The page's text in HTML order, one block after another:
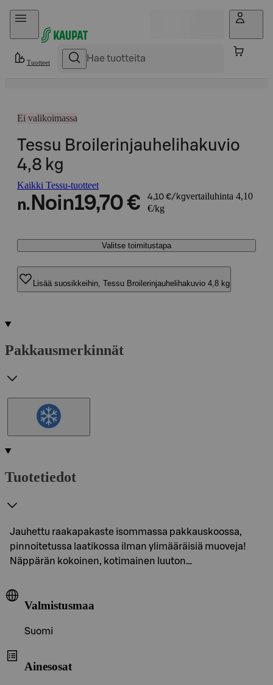
Hyppää sisältöön
Tuotteet
Ei valikoimassa
Tessu Broilerinjauhelihakuvio
4,8 kg
Kaikki Tessu-tuotteet
n. Noin19,70 € 4,10 €/kgvertailuhinta 4,10
€/kg
Valitse toimitustapa
Lisää suosikkeihin, Tessu Broilerinjauhelihakuvio 4,8 kg
Pakkausmerkinnät
Tuotetiedot
Jauhettu raakapakaste isommassa pakkauskoossa,
pinnoitetussa laatikossa ilman ylimääräisiä muoveja!
Näppärän kokoinen, kotimainen luuton…
Valmistusmaa
Suomi
Ainesosat